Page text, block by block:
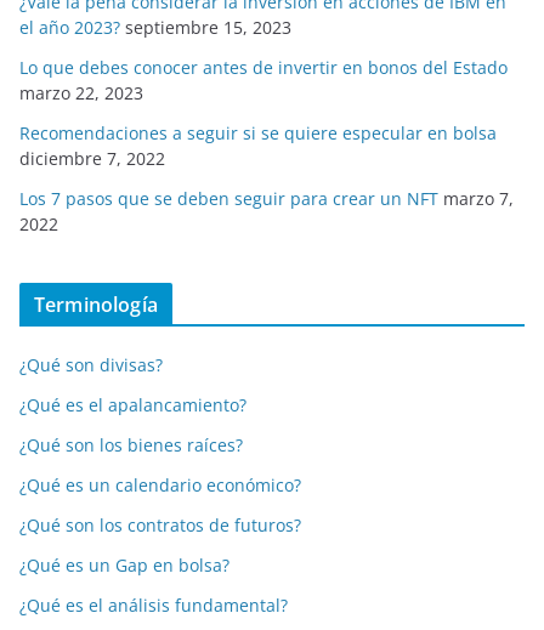
el año 2023? septiembre 15, 2023
Lo que debes conocer antes de invertir en bonos del Estado
marzo 22, 2023
Recomendaciones a seguir si se quiere especular en bolsa
diciembre 7, 2022
Los 7 pasos que se deben seguir para crear un NFT marzo 7,
2022
Terminología
¿Qué son divisas?
¿Qué es el apalancamiento?
¿Qué son los bienes raíces?
¿Qué es un calendario económico?
¿Qué son los contratos de futuros?
¿Qué es un Gap en bolsa?
¿Qué es el análisis fundamental?